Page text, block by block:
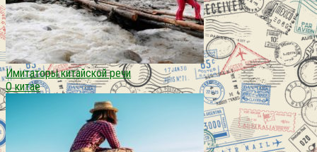
Имитаторы китайской речи
О китае